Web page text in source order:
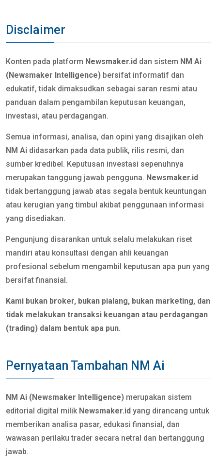
Disclaimer
Konten pada platform Newsmaker.id dan sistem NM Ai
(Newsmaker Intelligence) bersifat informatif dan
edukatif, tidak dimaksudkan sebagai saran resmi atau
panduan dalam pengambilan keputusan keuangan,
investasi, atau perdagangan.
Semua informasi, analisa, dan opini yang disajikan oleh
NM Ai didasarkan pada data publik, rilis resmi, dan
sumber kredibel. Keputusan investasi sepenuhnya
merupakan tanggung jawab pengguna. Newsmaker.id
tidak bertanggung jawab atas segala bentuk keuntungan
atau kerugian yang timbul akibat penggunaan informasi
yang disediakan.
Pengunjung disarankan untuk selalu melakukan riset
mandiri atau konsultasi dengan ahli keuangan
profesional sebelum mengambil keputusan apa pun yang
bersifat finansial.
Kami bukan broker, bukan pialang, bukan marketing, dan
tidak melakukan transaksi keuangan atau perdagangan
(trading) dalam bentuk apa pun.
Pernyataan Tambahan NM Ai
NM Ai (Newsmaker Intelligence) merupakan sistem
editorial digital milik Newsmaker.id yang dirancang untuk
memberikan analisa pasar, edukasi finansial, dan
wawasan perilaku trader secara netral dan bertanggung
jawab.